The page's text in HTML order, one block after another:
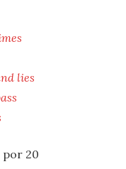
lies
20